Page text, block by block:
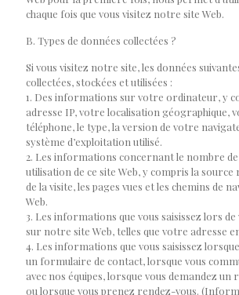
chaque fois que vous visitez notre site Web.
B. Types de données collectées ?
Si vous visitez notre site, les données
collectées, stockées et utilisées :
1. Des informations sur votre ordinateur, y
adresse IP, votre localisation géographique,
téléphone, le type, la version de votre
système d’exploitation utilisé.
2. Les informations concernant le nombre
utilisation de ce site Web, y compris la
de la visite, les pages vues et les chemins de
Web.
3. Les informations que vous saisissez lors
sur notre site Web, telles que votre adresse
4. Les informations que vous saisissez
un formulaire de contact, lorsque vous
avec nos équipes, lorsque vous demandez un
ou lorsque vous prenez rendez-vous.